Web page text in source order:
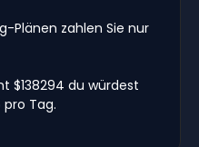
Plänen zahlen Sie nur
$138294 du würdest
Tag.